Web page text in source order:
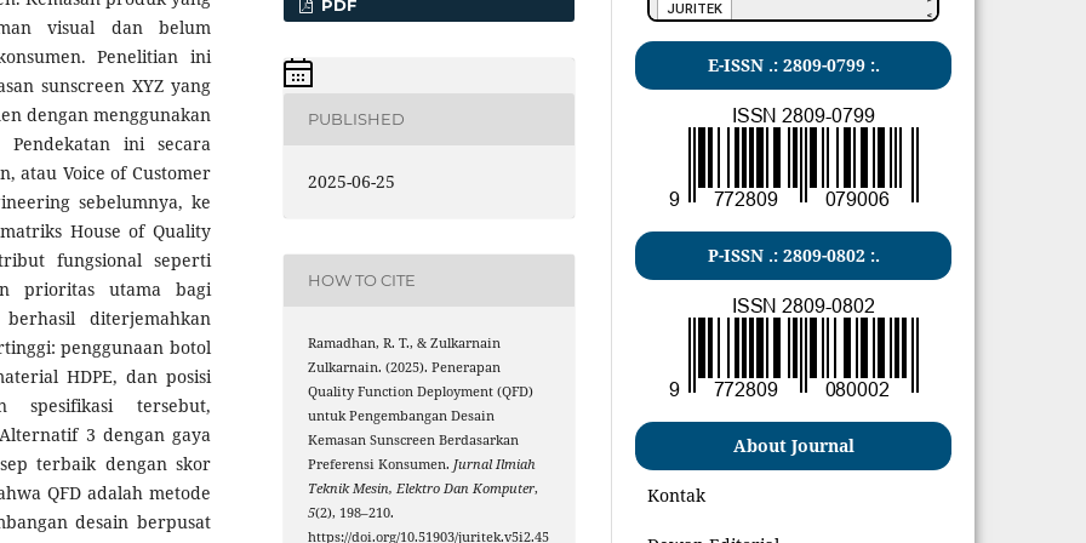
visual dan belum
Penelitian ini
sunscreen XYZ yang
dengan menggunakan
Pendekatan ini secara
atau Voice of Customer
sebelumnya, ke
House of Quality
fungsional seperti
prioritas utama bagi
diterjemahkan
penggunaan botol
HDPE, dan posisi
spesifikasi tersebut,
3 dengan gaya
terbaik dengan skor
QFD adalah metode
desain berpusat
PDF
PUBLISHED
2025-06-25
HOW TO CITE
Ramadhan, R. T., & Zulkarnain
Zulkarnain. (2025). Penerapan
Quality Function Deployment (QFD)
untuk Pengembangan Desain
Kemasan Sunscreen Berdasarkan
Preferensi Konsumen.Jurnal Ilmiah
Teknik Mesin, Elektro Dan Komputer,
5(2), 198–210.
https://doi.org/10.51903/juritek.v5i2.45
E-ISSN .: 2809-0799 :.
P-ISSN .: 2809-0802 :.
About Journal
Kontak